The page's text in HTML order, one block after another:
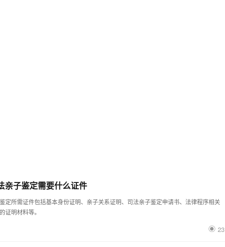
亲子鉴定需要什么证件
定所需证件包括基本身份证明、亲子关系证明、司法亲子鉴定申请书、法律程序相关
证明材料等。
23